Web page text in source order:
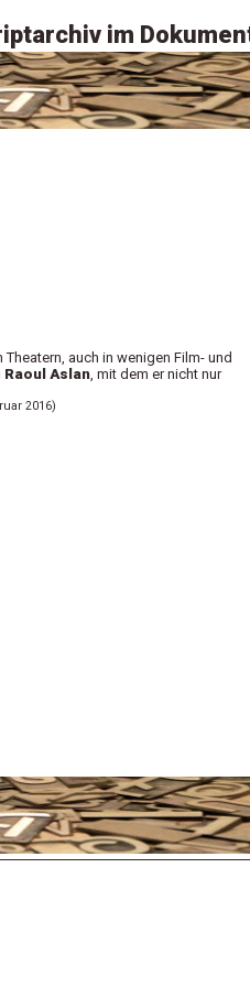
im
auch in wenigen Film- und
Raoul Aslan, mit dem er nicht nur
2016)